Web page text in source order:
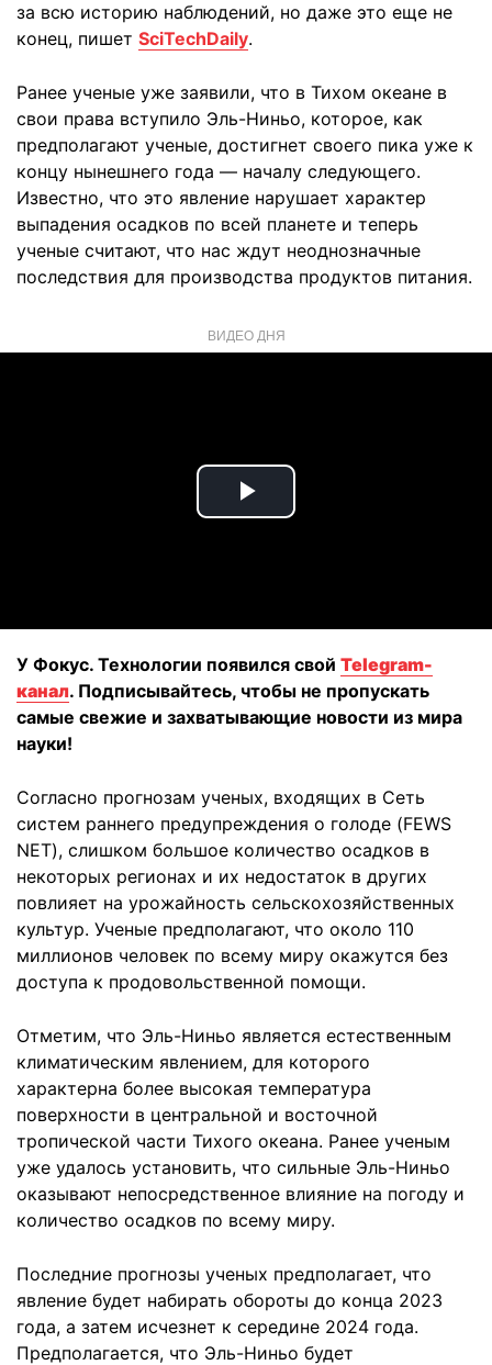
за всю историю наблюдений, но даже это еще не
конец, пишет SciTechDaily.
Ранее ученые уже заявили, что в Тихом океане в
свои права вступило Эль-Ниньо, которое, как
предполагают ученые, достигнет своего пика уже к
концу нынешнего года — началу следующего.
Известно, что это явление нарушает характер
выпадения осадков по всей планете и теперь
ученые считают, что нас ждут неоднозначные
последствия для производства продуктов питания.
ВИДЕО ДНЯ
Play
У Фокус. Технологии появился свой Telegram-
канал. Подписывайтесь, чтобы не пропускать
самые свежие и захватывающие новости из мира
науки!
Согласно прогнозам ученых, входящих в Сеть
систем раннего предупреждения о голоде (FEWS
NET), слишком большое количество осадков в
некоторых регионах и их недостаток в других
повлияет на урожайность сельскохозяйственных
культур. Ученые предполагают, что около 110
миллионов человек по всему миру окажутся без
доступа к продовольственной помощи.
Отметим, что Эль-Ниньо является естественным
климатическим явлением, для которого
характерна более высокая температура
поверхности в центральной и восточной
тропической части Тихого океана. Ранее ученым
уже удалось установить, что сильные Эль-Ниньо
оказывают непосредственное влияние на погоду и
количество осадков по всему миру.
Последние прогнозы ученых предполагает, что
явление будет набирать обороты до конца 2023
года, а затем исчезнет к середине 2024 года.
Предполагается, что Эль-Ниньо будет